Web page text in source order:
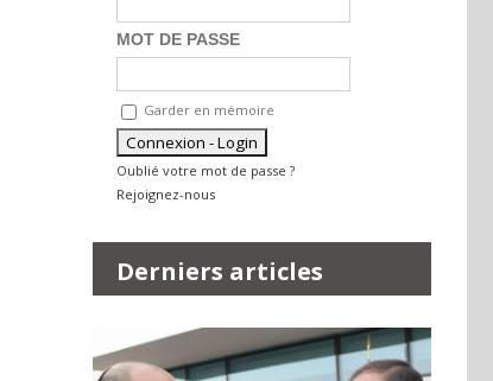
MOT DE PASSE
Garder en mémoire
Oublié votre mot de passe ?
Rejoignez-nous
Derniers articles